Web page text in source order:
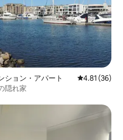
ション・アパート レビュー36
4.81 (36)
隠れ家